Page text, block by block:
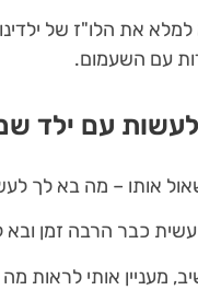
את הלו"ז של
עם השעמום.
עם ילד
אותו – מה בא לך
כבר הרבה זמן ובא
מעניין אותי לראות